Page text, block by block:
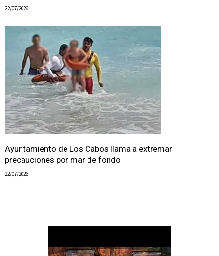
22/07/2026
Ayuntamiento de Los Cabos llama a extremar
precauciones por mar de fondo
22/07/2026